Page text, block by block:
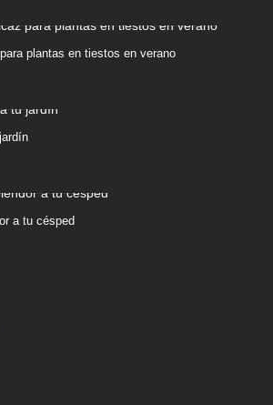
plantas en tiestos en verano
a tu césped